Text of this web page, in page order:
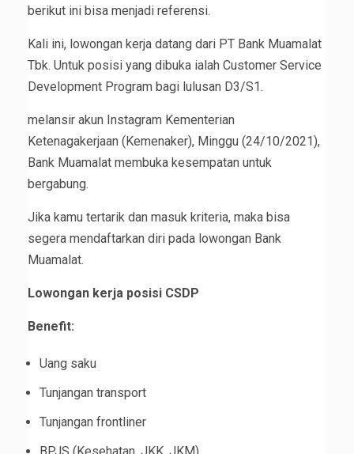
berikut ini bisa menjadi referensi.
Kali ini, lowongan kerja datang dari PT Bank Muamalat
Tbk. Untuk posisi yang dibuka ialah Customer Service
Development Program bagi lulusan D3/S1.
melansir akun Instagram Kementerian
Ketenagakerjaan (Kemenaker), Minggu (24/10/2021),
Bank Muamalat membuka kesempatan untuk
bergabung.
Jika kamu tertarik dan masuk kriteria, maka bisa
segera mendaftarkan diri pada lowongan Bank
Muamalat.
Lowongan kerja posisi CSDP
Benefit:
Uang saku
Tunjangan transport
Tunjangan frontliner